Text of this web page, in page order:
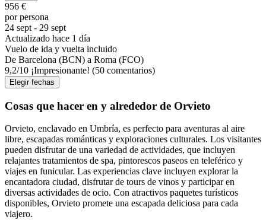
956 €
por persona
24 sept - 29 sept
Actualizado hace 1 día
Vuelo de ida y vuelta incluido
De Barcelona (BCN) a Roma (FCO)
9,2/10 ¡Impresionante! (50 comentarios)
Elegir fechas
Cosas que hacer en y alrededor de Orvieto
Orvieto, enclavado en Umbría, es perfecto para aventuras al aire
libre, escapadas románticas y exploraciones culturales. Los visitantes
pueden disfrutar de una variedad de actividades, que incluyen
relajantes tratamientos de spa, pintorescos paseos en teleférico y
viajes en funicular. Las experiencias clave incluyen explorar la
encantadora ciudad, disfrutar de tours de vinos y participar en
diversas actividades de ocio. Con atractivos paquetes turísticos
disponibles, Orvieto promete una escapada deliciosa para cada
viajero.